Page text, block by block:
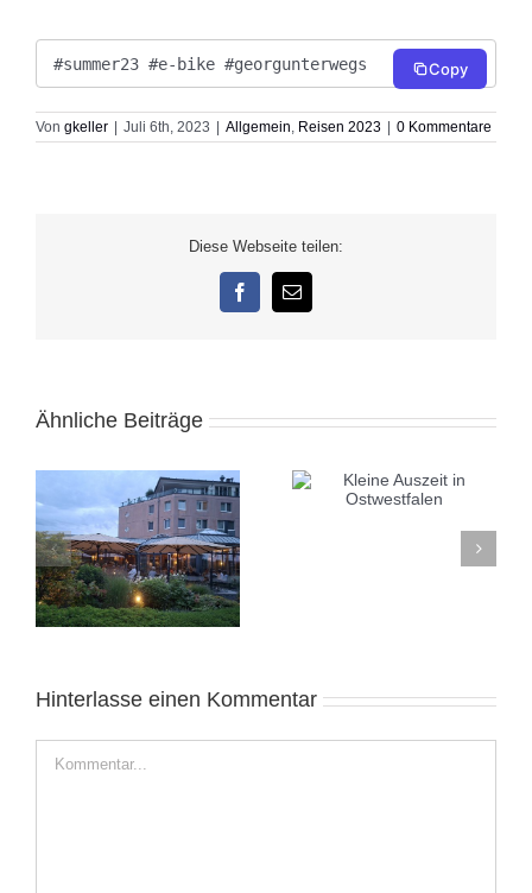
#summer23 #e-bike #georgunterwegs Copy
Von gkeller | Juli 6th, 2023 | Allgemein Reisen 2023 | 0 Kommentare
Diese Webseite teilen:
Facebook
E-
Mail
Ähnliche Beiträge
Kleine Auszeit in
Ostwestfalen
Alicante November
2025: Sonnige Auszeit
Hinterlasse einen Kommentar